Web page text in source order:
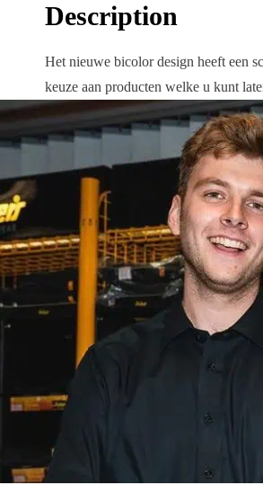
Description
Het nieuwe bicolor design heeft een
keuze aan producten welke u kunt